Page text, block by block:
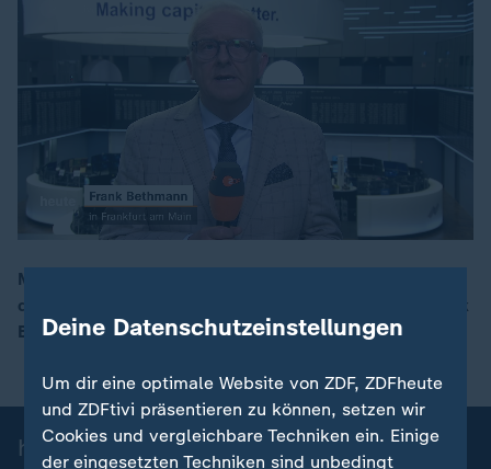
00:16
Mit dem Reformpaket will die Bundesregierung die
deutsche Wirtschaft stärken. ZDF-Börsenexperte Frank
Bethmann mit einer Einordnung.
heute-Nachrichten: Einzelbeiträge
Deine Datenschutzeinstellungen
Um dir eine optimale Website von ZDF, ZDFheute
und ZDFtivi präsentieren zu können, setzen wir
Cookies und vergleichbare Techniken ein. Einige
der eingesetzten Techniken sind unbedingt